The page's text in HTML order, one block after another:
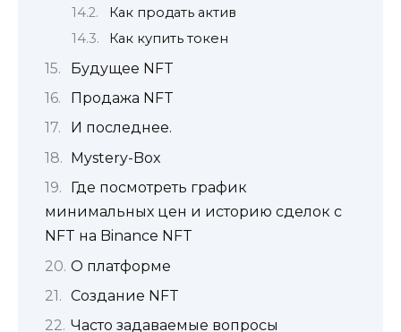
Как продать актив
Как купить токен
Будущее NFT
Продажа NFT
И последнее.
Mystery-Box
Где посмотреть график
минимальных цен и историю сделок с
NFT на Binance NFT
О платформе
Создание NFT
Часто задаваемые вопросы